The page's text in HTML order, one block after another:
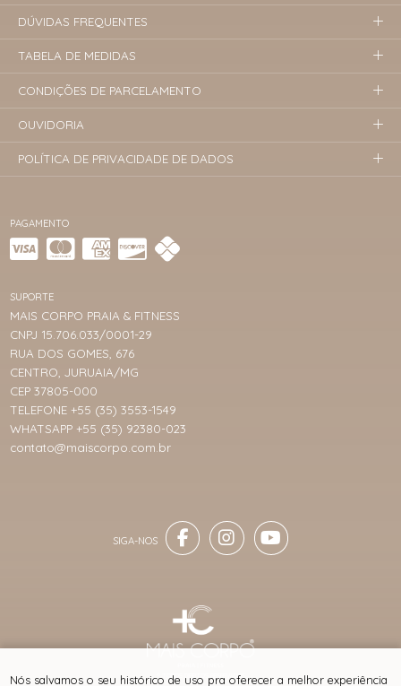
PAGAMENTO
SUPORTE
MAIS CORPO PRAIA & FITNESS
CNPJ 15.706.033/0001-29
RUA DOS GOMES, 676
CENTRO, JURUAIA/MG
CEP 37805-000
TELEFONE +55 (35) 3553-1549
WHATSAPP +55 (35) 92380-023
contato@maiscorpo.com.br
DÚVIDAS FREQUENTES
TABELA DE MEDIDAS
CONDIÇÕES DE PARCELAMENTO
OUVIDORIA
POLÍTICA DE PRIVACIDADE DE DADOS
® TODOS DIREITOS RESERVADOS
Nós salvamos o seu histórico de uso pra oferecer a melhor experiência